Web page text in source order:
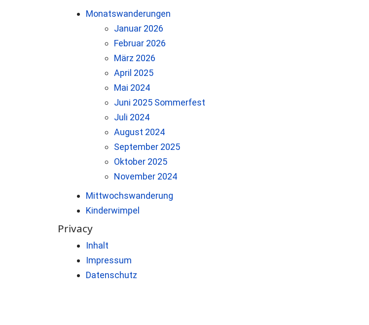
Monatswanderungen
Januar 2026
Februar 2026
März 2026
April 2025
Mai 2024
Juni 2025 Sommerfest
Juli 2024
August 2024
September 2025
Oktober 2025
November 2024
Mittwochswanderung
Kinderwimpel
Privacy
Inhalt
Impressum
Datenschutz